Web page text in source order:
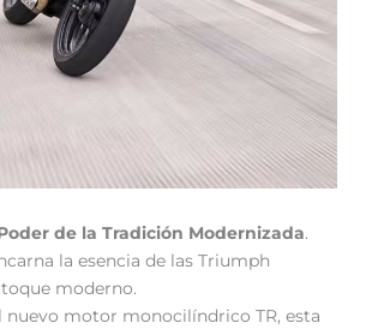
de la Tradición Modernizada.
la esencia de las Triumph
moderno.
nuevo motor monocilíndrico TR, esta